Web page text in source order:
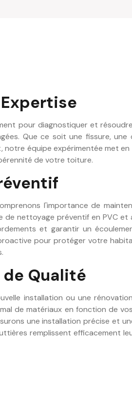
pour diagnostiquer et
Que ce soit une fissure,
notre équipe expérimentée met
de votre toiture.
l'importance de
nettoyage préventif en PVC et
et garantir un
pour protéger votre
Qualité
installation ou une
de matériaux en fonction de
une installation précise et
remplissent efficacement